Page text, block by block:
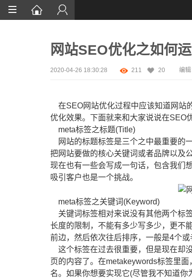
网站SEO优化之如何
2020-04-26 18:30:28 211 20 编
在SEO网站优化过程中应该知道网站
优化效果。下面就来和大家说说在SEO
meta标签之标题(Title)
网站的标题标签是三个之中最重要的
把网站要做的核心关键词或者品牌以及
现在也有一些会写成一句话，包含我们
吸引客户也是一个挑战。
meta标签之关键词(Keyword)
关键词标签相对来说没有其他两个标
长度的限制，不能有多少写多少，更不
前边，然后依次往后排序，一般是4个
这个标签在过去很重要，但是现在却
页的内容了。在metakeywords标签里
名。如果你想要实现它(尽管我不知道你